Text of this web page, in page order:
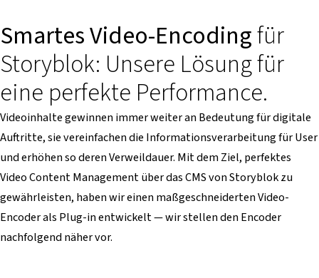
Smartes Video-Encodingfür
Storyblok: Unsere Lösung für
eine perfekte Performance.
Videoinhalte gewinnen immer weiter an Bedeutung für digitale
Auftritte, sie vereinfachen die Informationsverarbeitung für User
und erhöhen so deren Verweildauer. Mit dem Ziel, perfektes
Video Content Management über das CMS von Storyblok zu
gewährleisten, haben wir einen maßgeschneiderten Video-
Encoder als Plug-in entwickelt — wir stellen den Encoder
nachfolgend näher vor.